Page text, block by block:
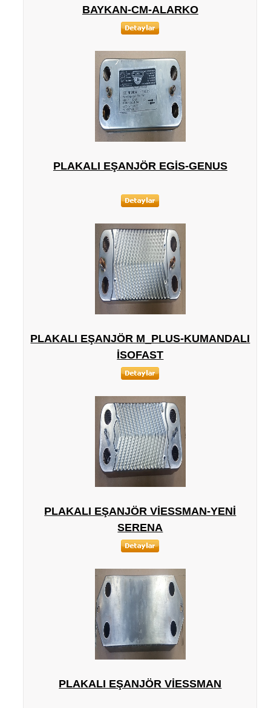
BAYKAN-CM-ALARKO
PLAKALI EŞANJÖR EGIS-GENUS
PLAKALI EŞANJÖR M_PLUS-KUMANDALI
ISOFAST
PLAKALI EŞANJÖR VIESSMAN-YENI
SERENA
PLAKALI EŞANJÖR VIESSMAN